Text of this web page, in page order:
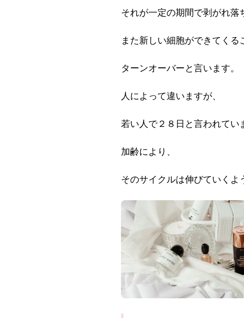
それが一定の期間で剥がれ落
また新しい細胞ができてくる
ターンオーバーと言います。
人によって違いますが、
若い人で２８日と言われてい
加齢により、
そのサイクルは伸びていくよ